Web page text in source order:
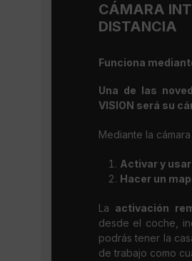
CÁMARA
DISTANCIA
Funciona
Una de las
VISION será su
Mediante la
Activar y
Hacer un
La activación
desde el coche,
podrás tener la
de trabajo como